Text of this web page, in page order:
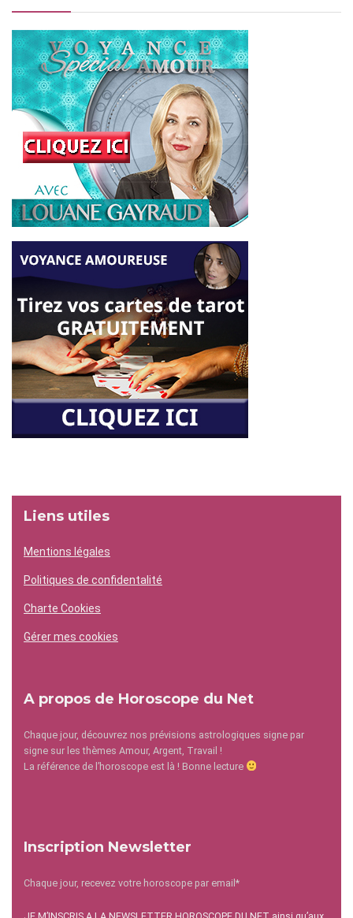
Liens utiles
Mentions légales
Politiques de confidentalité
Charte Cookies
Gérer mes cookies
A propos de Horoscope du Net
Chaque jour, découvrez nos prévisions astrologiques signe par
signe sur les thèmes Amour, Argent, Travail !
La référence de l’horoscope est là ! Bonne lecture
Inscription Newsletter
Chaque jour, recevez votre horoscope par email*